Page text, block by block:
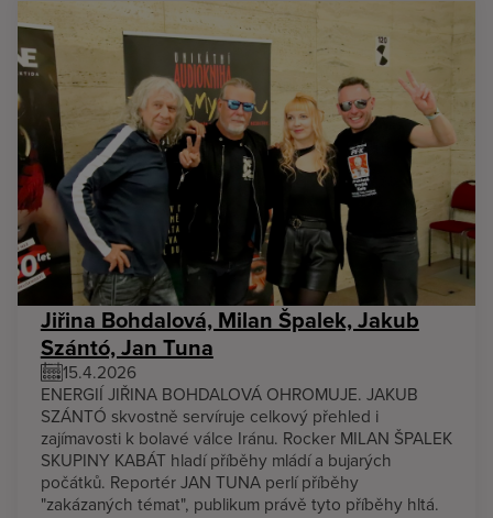
Jiřina Bohdalová, Milan Špalek, Jakub
Szántó, Jan Tuna
15.4.2026
ENERGIÍ JIŘINA BOHDALOVÁ OHROMUJE. JAKUB
SZÁNTÓ skvostně servíruje celkový přehled i
zajímavosti k bolavé válce Iránu. Rocker MILAN ŠPALEK
SKUPINY KABÁT hladí příběhy mládí a bujarých
počátků. Reportér JAN TUNA perlí příběhy
"zakázaných témat", publikum právě tyto příběhy hltá.